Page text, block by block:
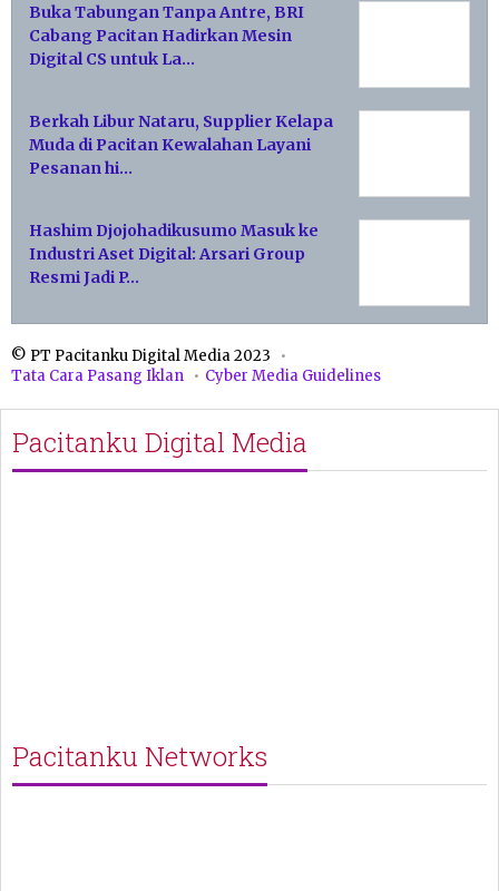
Buka Tabungan Tanpa Antre, BRI
Cabang Pacitan Hadirkan Mesin
Digital CS untuk La…
Berkah Libur Nataru, Supplier Kelapa
Muda di Pacitan Kewalahan Layani
Pesanan hi…
Hashim Djojohadikusumo Masuk ke
Industri Aset Digital: Arsari Group
Resmi Jadi P…
© PT Pacitanku Digital Media 2023
Tata Cara Pasang Iklan
Cyber Media Guidelines
Pacitanku Digital Media
Pacitanku Networks